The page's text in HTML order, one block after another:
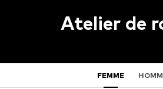
Atelier de
FEMME